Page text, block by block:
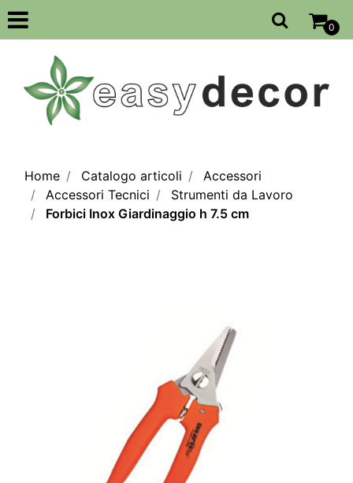
Open
0
Home Catalogo articoli
Accessori
Accessori Tecnici
Strumenti da Lavoro
Forbici Inox Giardinaggio h 7.5 cm